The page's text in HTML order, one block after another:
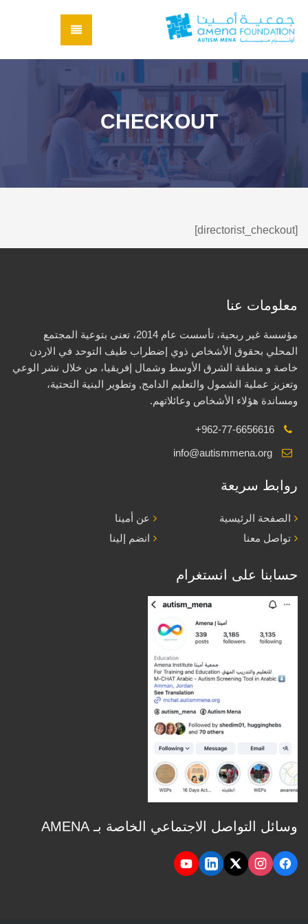
CHECKOUT
[directorist_checkout]
معلومات عنا
مؤسسة غير ربحية، تأسست عام 2014، تعنى بتوعية المجتمع
المحلي بحقوق الأشخاص ذوي إضطراب طيف التوحد في الاردن
خاصة و منطقة الشرق الأوسط وشمال إفريقيا، من خلال نشر الوعي
وتعزيز عملية الشمول والتعليم الدامج, وتطوير البنية التحتية،
ومساندة هؤلاء الأشخاص وعائلاتهم.
+962-77-6656616
info@autismmena.org
روابط سريعة
الصفحة الرئيسية
عن أمينا
تواصل معنا
انضم إلينا
حسابنا على انستغرام
وسائل التواصل الاجتماعي الخاصة بـ AMENA